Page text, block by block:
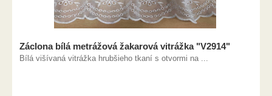
Záclona bílá metrážová žakarová vitrážka "V2914"
Bílá višívaná vitrážka hrubšieho tkaní s otvormi na ...